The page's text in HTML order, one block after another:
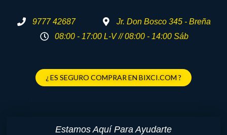
9777 42687
Jr. Don Bosco 345 - Breña
08:00 - 17:00 L-V // 08:00 - 14:00 Sáb
¿ ES SEGURO COMPRAR EN BIXCI.COM ?
Estamos Aquí Para Ayudarte